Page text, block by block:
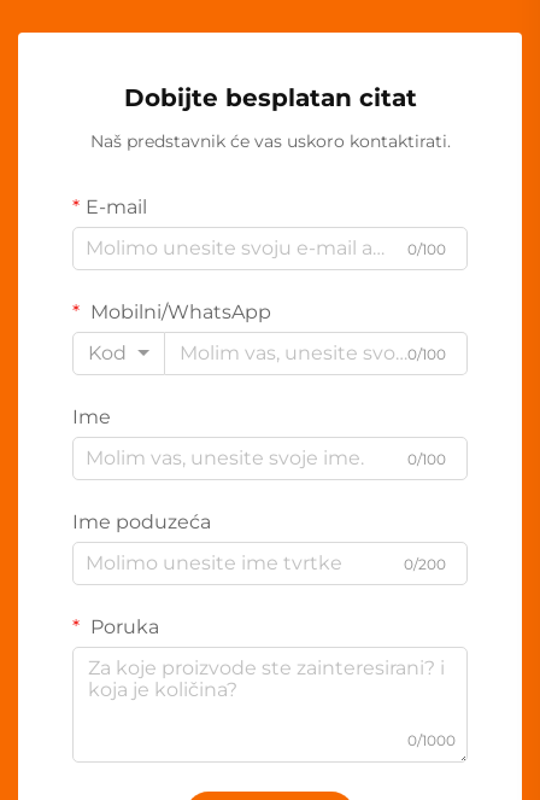
Dobijte besplatan citat
Naš predstavnik će vas uskoro kontaktirati.
E-mail
0/100
Mobilni/WhatsApp
Kod
0/100
Ime
0/100
Ime poduzeća
0/200
Poruka
0/1000